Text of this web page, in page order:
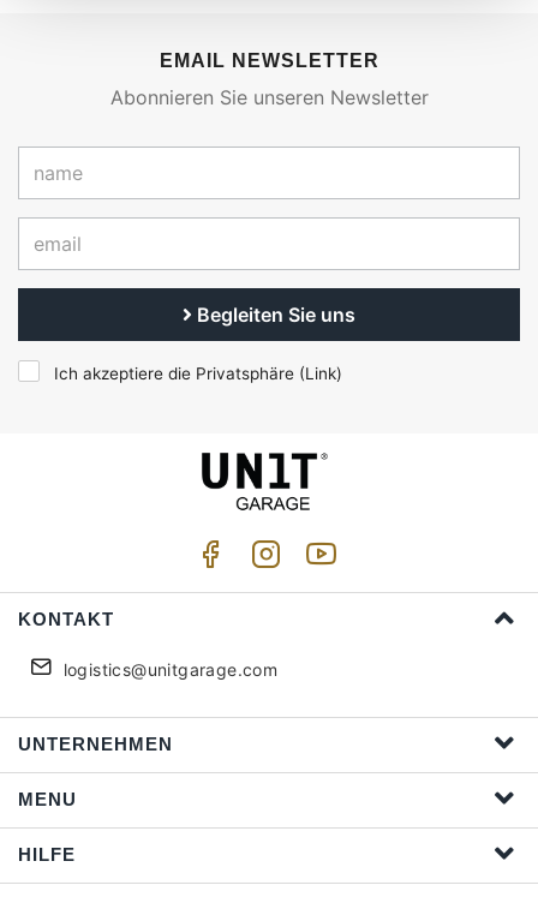
EMAIL NEWSLETTER
Abonnieren Sie unseren Newsletter
Begleiten Sie uns
Ich akzeptiere die Privatsphäre (Link)
KONTAKT
logistics@unitgarage.com
UNTERNEHMEN
MENU
HILFE